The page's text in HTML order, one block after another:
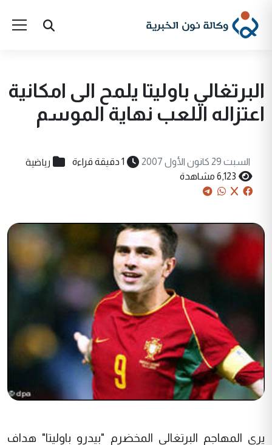
البرتغالي باوليتا يلمح الى امکانية
اعتزاله اللعب نهاية الموسم
السبت 29 كانون الأول 2007 1 دقيقة قراءة رياضية
6,123 مشاهدة
يرى المهاجم البرتغالي المخضرم "بيدرو باوليتا" هداف